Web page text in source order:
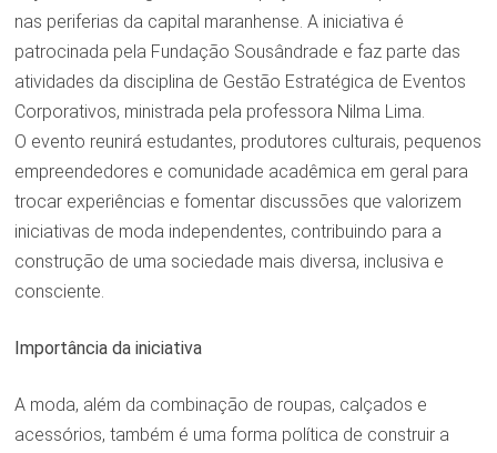
nas periferias da capital maranhense. A iniciativa é
patrocinada pela Fundação Sousândrade e faz parte das
atividades da disciplina de Gestão Estratégica de Eventos
Corporativos, ministrada pela professora Nilma Lima.
O evento reunirá estudantes, produtores culturais, pequenos
empreendedores e comunidade acadêmica em geral para
trocar experiências e fomentar discussões que valorizem
iniciativas de moda independentes, contribuindo para a
construção de uma sociedade mais diversa, inclusiva e
consciente.
Importância da iniciativa
A moda, além da combinação de roupas, calçados e
acessórios, também é uma forma política de construir a